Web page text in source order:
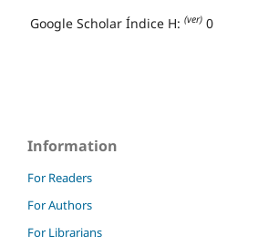
Google Scholar Índice H: (ver) 0
Information
For Readers
For Authors
For Librarians